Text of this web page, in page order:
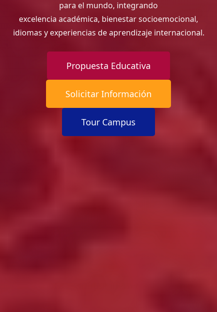
para el mundo, integrando
excelencia académica, bienestar socioemocional,
idiomas y experiencias de aprendizaje internacional.
Propuesta Educativa
Solicitar Información
Tour Campus